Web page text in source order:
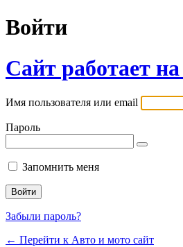
Войти
Сайт работает
Имя пользователя или email
Пароль
Запомнить меня
Забыли пароль?
← Перейти к Авто и мото сайт